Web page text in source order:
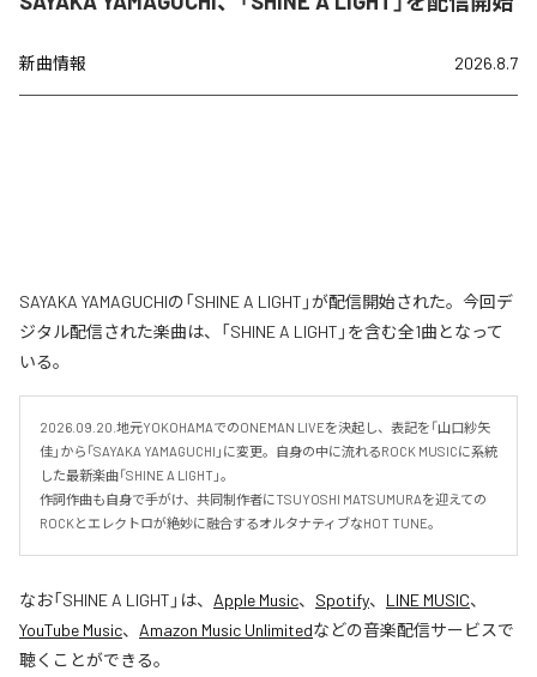
新曲情報 2026.8.7
SAYAKA YAMAGUCHIの「SHINE A LIGHT」が配信開始された。今回デ
ジタル配信された楽曲は、「SHINE A LIGHT」を含む全1曲となって
いる。
2026.09.20.地元YOKOHAMAでのONEMAN LIVEを決起し、表記を「山口紗矢
佳」から「SAYAKA YAMAGUCHI」に変更。自身の中に流れるROCK MUSICに系統
した最新楽曲「SHINE A LIGHT」。
作詞作曲も自身で手がけ、共同制作者にTSUYOSHI MATSUMURAを迎えての
ROCKとエレクトロが絶妙に融合するオルタナティブなHOT TUNE。
なお「SHINE A LIGHT 」は、 Apple Music、 Spotify、 LINE MUSIC、
YouTube Music、 Amazon Music Unlimitedなどの音楽配信サービスで
聴くことができる。